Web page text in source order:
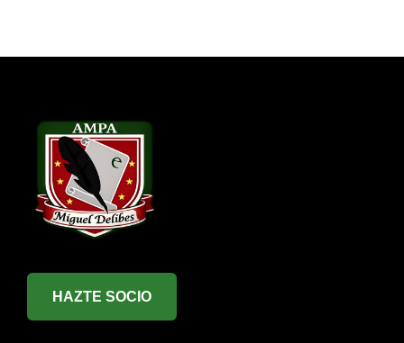
HAZTE SOCIO